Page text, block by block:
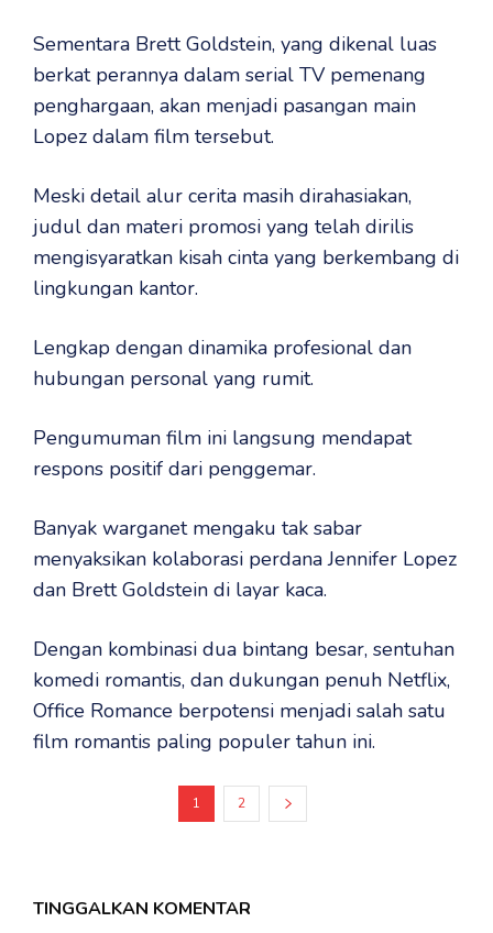
Sementara Brett Goldstein, yang dikenal luas
berkat perannya dalam serial TV pemenang
penghargaan, akan menjadi pasangan main
Lopez dalam film tersebut.
Meski detail alur cerita masih dirahasiakan,
judul dan materi promosi yang telah dirilis
mengisyaratkan kisah cinta yang berkembang di
lingkungan kantor.
Lengkap dengan dinamika profesional dan
hubungan personal yang rumit.
Pengumuman film ini langsung mendapat
respons positif dari penggemar.
Banyak warganet mengaku tak sabar
menyaksikan kolaborasi perdana Jennifer Lopez
dan Brett Goldstein di layar kaca.
Dengan kombinasi dua bintang besar, sentuhan
komedi romantis, dan dukungan penuh Netflix,
Office Romance berpotensi menjadi salah satu
film romantis paling populer tahun ini.
1 2
TINGGALKAN KOMENTAR